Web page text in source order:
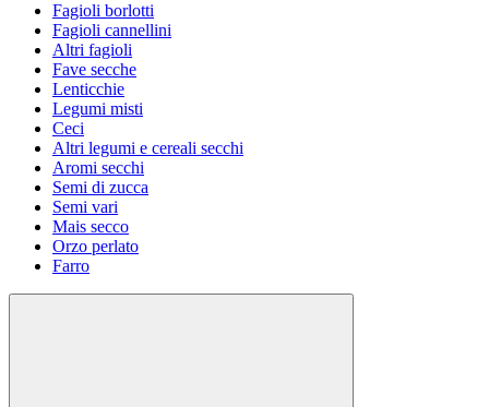
Fagioli borlotti
Fagioli cannellini
Altri fagioli
Fave secche
Lenticchie
Legumi misti
Ceci
Altri legumi e cereali secchi
Aromi secchi
Semi di zucca
Semi vari
Mais secco
Orzo perlato
Farro